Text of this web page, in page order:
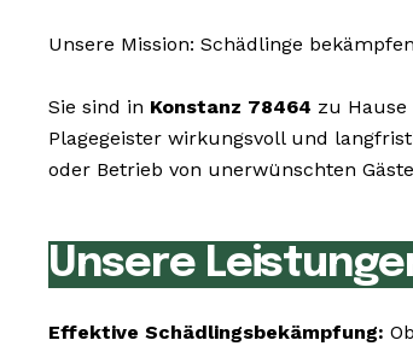
Unsere Mission: Schädlinge
Sie sind in Konstanz 78464 zu
Plagegeister wirkungsvoll und
oder Betrieb von unerwünschten
Unsere
Effektive Schädlingsbekämpfung: